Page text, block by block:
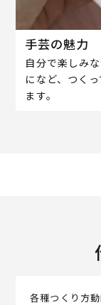
手芸の魅力
自分で楽しみ
になど、つく
ます。
各種つくり方